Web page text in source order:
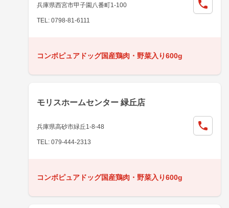
兵庫県西宮市甲子園八番町1-100
TEL: 0798-81-6111
コンボピュアドッグ国産鶏肉・野菜入り600g
モリスホームセンター 緑丘店
兵庫県高砂市緑丘1-8-48
TEL: 079-444-2313
コンボピュアドッグ国産鶏肉・野菜入り600g